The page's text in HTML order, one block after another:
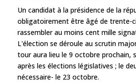
Un candidat à la présidence de la
obligatoirement être âgé de trente-
rassembler au moins cent mille
L'élection se déroule au scrutin
tour aura lieu le 9 octobre prochain,
après les élections législatives ; le
nécessaire- le 23 octobre.